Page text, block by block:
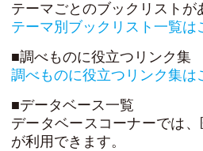
テーマごとのブックリストが
テーマ別ブックリスト一覧は
■調べものに役立つリンク集
調べものに役立つリンク集は
■データベース一覧
データベースコーナーでは
が利用できます。